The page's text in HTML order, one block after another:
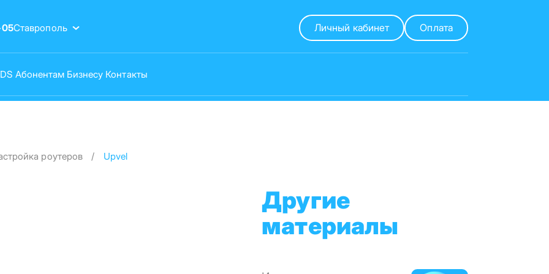
Ставрополь Личный кабинет Оплата
Абонентам Бизнесу Контакты
роутеров Upvel
Другие
материалы